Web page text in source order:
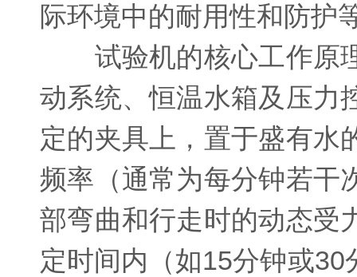
际环境中的耐用性和防护
试验机的核心工作原理
动系统、恒温水箱及压力
定的夹具上，置于盛有水
频率（通常为每分钟若干
部弯曲和行走时的动态受
定时间内（如15分钟或